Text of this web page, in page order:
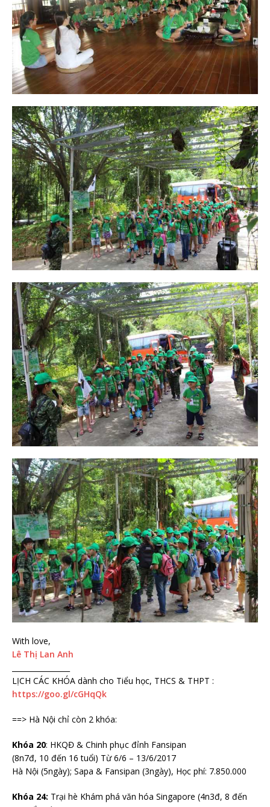
With love,
Lê Thị Lan Anh
LỊCH CÁC KHÓA dành cho Tiểu học, THCS & THPT :
https://goo.gl/cGHqQk
==> Hà Nội chỉ còn 2 khóa:
Khóa 20: HKQĐ & Chinh phục đỉnh Fansipan
(8n7đ, 10 đến 16 tuổi) Từ 6/6 – 13/6/2017
Hà Nội (5ngày); Sapa & Fansipan (3ngày), Học phí: 7.850.000
Khóa 24: Trại hè Khám phá văn hóa Singapore (4n3đ, 8 đến